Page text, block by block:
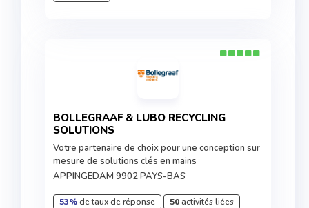
BOLLEGRAAF & LUBO RECYCLING
SOLUTIONS
Votre partenaire de choix pour une conception sur
mesure de solutions clés en mains
APPINGEDAM 9902 PAYS-BAS
53%de taux de réponse 50activités liées